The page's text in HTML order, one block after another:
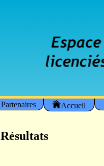
Partenaires Accueil
Résultats